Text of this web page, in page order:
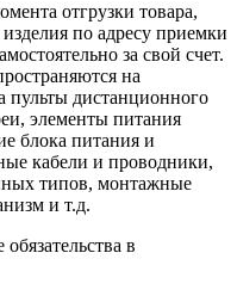
отгрузки товара,
по адресу приемки
за свой счет.
на
дистанционного
элементы питания
блока питания и
кабели и проводники,
типов, монтажные
и т.д.
в